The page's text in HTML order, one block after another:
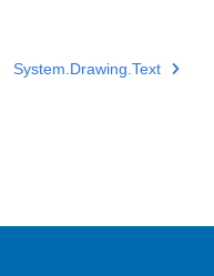
System.Drawing.Text